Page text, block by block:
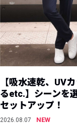
【吸水速乾、UV
るetc.】シーンを
セットアップ！
2026.08.07
NEW